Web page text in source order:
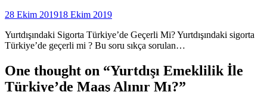
28 Ekim 201918 Ekim 2019
Yurtdışındaki Sigorta Türkiye’de Geçerli Mi? Yurtdışındaki sigorta
Türkiye’de geçerli mi ? Bu soru sıkça sorulan…
One thought on “Yurtdışı Emeklilik İle
Türkiye’de Maaş Alınır Mı?”